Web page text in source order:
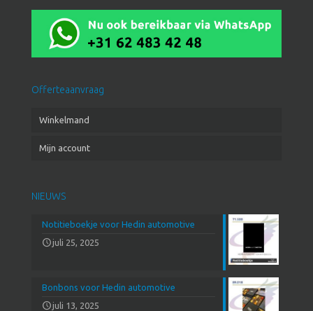
Offerteaanvraag
Winkelmand
Mijn account
NIEUWS
Notitieboekje voor Hedin automotive
juli 25, 2025
Bonbons voor Hedin automotive
juli 13, 2025